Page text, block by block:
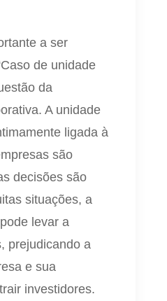
a ser
de unidade
da
A unidade
ligada à
são
decisões são
situações, a
levar a
prejudicando a
e sua
investidores.